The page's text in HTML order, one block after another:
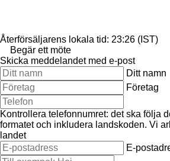
Återförsäljarens lokala tid: 23:26 (IST)
Begär ett möte
Skicka meddelandet med e-post
Ditt namn
Företag
Kontrollera telefonnumret: det ska följa
formatet och inkludera landskoden. Vi
landet
E-